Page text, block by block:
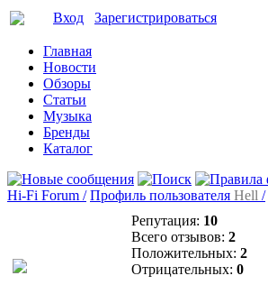
Вход Зарегистрироваться
Главная
Новости
Обзоры
Статьи
Музыка
Бренды
Каталог
Hi-Fi Forum / Профиль пользователя Hell /
Репутация: 10
Всего отзывов: 2
Положительных: 2
Отрицательных: 0